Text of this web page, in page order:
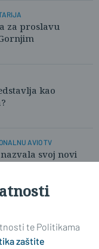
za proslavu
kao
AVIO TV
svoj novi
te Politikama
zaštite